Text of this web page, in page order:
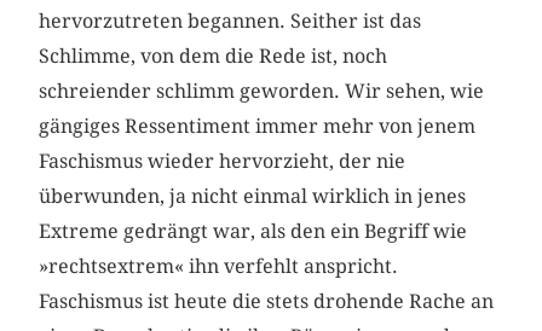
hervorzutreten begannen. Seither ist das
Schlimme, von dem die Rede ist, noch
schreiender schlimm geworden. Wir sehen, wie
gängiges Ressentiment immer mehr von jenem
Faschismus wieder hervorzieht, der nie
überwunden, ja nicht einmal wirklich in jenes
Extreme gedrängt war, als den ein Begriff wie
»rechtsextrem« ihn verfehlt anspricht.
Faschismus ist heute die stets drohende Rache an